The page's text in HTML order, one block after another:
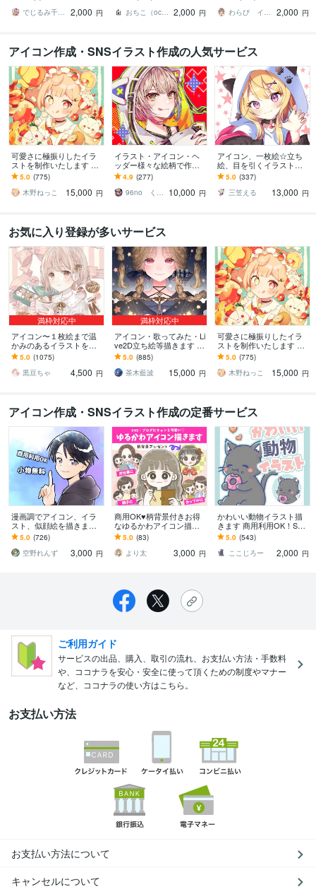
コンをお作りします
でじるみ千葉我孫子
2,000 円
界観に合ったアイコンを
ご提供します。
おちこ（ochiko） 2,000 円
わらび イラストレーター
2,000 円
アイコン作成・SNSイラスト作成の人気サービス
可愛さに極振りしたイラ
ストを制作いたします ★
商用利用＆二次利用込
み！ミニキャラは小物２
点まで無料！★
5.0 (775)
木野ねっこ
15,000 円
イラスト・アイコン・ヘ
ッダー様々な絵柄で作成
します 商用可！似顔絵・
ブログ・インスタ・動画
配信サムネ等用途様々！
4.9 (277)
96no くろの
10,000 円
アイコン、一枚絵☆立ち
絵、目を引くイラスト描
きます イリアム、サム
ネ、live2D、YouTube、歌
ってみたも
5.0 (337)
三笠える
13,000 円
お気に入り登録が多いサービス
満枠対応中
アイコン〜１枚絵まで温
かみのあるイラストを描
きます ★ココナラ自体が
初めての方も、お気軽に
ご相談ください♪★
5.0 (1075)
黒豆ちゃ
4,500 円
満枠対応中
アイコン・歌ってみた・Li
ve2D立ち絵等描きます ち
びキャラや配信用イラス
ト等、幅広く制作してい
ます！
5.0 (885)
茶木藍波
15,000 円
可愛さに極振りしたイラ
ストを制作いたします ★
商用利用＆二次利用込
み！ミニキャラは小物２
点まで無料！★
5.0 (775)
木野ねっこ
15,000 円
アイコン作成・SNSイラスト作成の定番サービス
漫画調でアイコン、イラ
スト、似顔絵を描きます
立ち絵、表情差分、配
信、歌ってみた、イラス
ト全般OK
5.0 (726)
空野れんず
3,000 円
商用OK♥柄背景付きお得
なゆるかわアイコン描き
ます インスタ|SNS|ブログ
アイコンにかわいい似顔
絵風イラスト
5.0 (83)
より太
3,000 円
かわいい動物イラスト描
きます 商用利用OK！SN
S、ブログ、挿絵等に☆
5.0 (543)
ここじろー
2,000 円
ご利用ガイド
サービスの出品、購入、取引の流れ、お支払い方法・手数料
や、ココナラを安心・安全に使って頂くための制度やマナー
など、ココナラの使い方はこちら。
お支払い方法
お支払い方法について
キャンセルについて